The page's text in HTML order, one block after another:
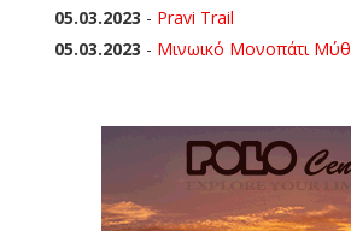
05.03.2023 - Pravi Trail
05.03.2023 - Μινωικό Μονοπάτι